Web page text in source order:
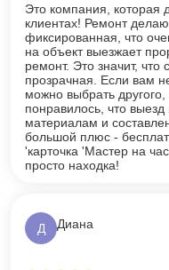
Это компания, которая
клиентах! Ремонт
фиксированная, что
на объект выезжает
ремонт. Это значит,
прозрачная. Если вам
можно выбрать
понравилось, что
материалам и
большой плюс -
'карточка 'Мастер на
просто находка!
Д Диана